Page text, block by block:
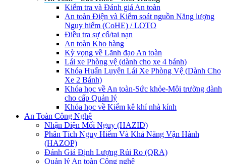
Kiểm tra và Đánh giá An toàn
An toàn Điện và Kiểm soát nguồn Năng lượng
Nguy hiểm (CoHE) / LOTO
Điều tra sự cố/tai nạn
An toàn Kho hàng
Kỳ vọng về Lãnh đạo An toàn
Lái xe Phòng vệ (dành cho xe 4 bánh)
Khóa Huấn Luyện Lái Xe Phòng Vệ (Dành Cho
Xe 2 Bánh)
Khóa học về An toàn-Sức khỏe-Môi trường dành
cho cấp Quản lý
Khóa học về Kiểm kê khí nhà kính
An Toàn Công Nghệ
Nhận Diện Mối Nguy (HAZID)
Phân Tích Nguy Hiểm Và Khả Năng Vận Hành
(HAZOP)
Đánh Giá Định Lượng Rủi Ro (QRA)
Quản lý An toàn Công nghệ